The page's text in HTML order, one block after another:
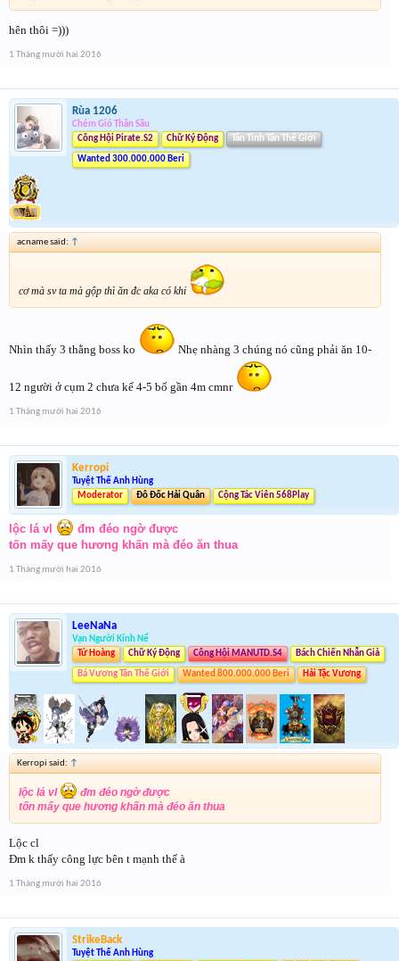
hên thôi =)))
1 Tháng mười hai 2016
Rùa 1206
Chém Gió Thần Sầu
Công Hội Pirate.S2
Chữ Ký Động Tân Tinh Tân Thế Giới
Wanted 300.000.000 Beri
acname said: ↑
cơ mà sv ta mà gộp thì ăn đc aka có khi
Nhìn thấy 3 thằng boss ko Nhẹ nhàng 3 chúng nó cũng phải ăn 10-
12 người ở cụm 2 chưa kể 4-5 bố gần 4m cmnr
1 Tháng mười hai 2016
Kerropi
Tuyệt Thế Anh Hùng
Moderator
Đô Đốc Hải Quân Cộng Tác Viên 568Play
lộc lá vl
đm đéo ngờ được
tốn mấy que hương khấn mà đéo ăn thua
1 Tháng mười hai 2016
LeeNaNa
Vạn Người Kính Nể
Tứ Hoàng
Chữ Ký Động Công Hội MANUTD.S4 Bách Chiến Nhẫn Giả
Bá Vương Tân Thế Giới Wanted 800.000.000 Beri Hải Tặc Vương
Kerropi said: ↑
lộc lá vl
đm đéo ngờ được
tốn mấy que hương khấn mà đéo ăn thua
Lộc cl
Đm k thấy công lực bên t mạnh thế à
1 Tháng mười hai 2016
StrikeBack
Tuyệt Thế Anh Hùng